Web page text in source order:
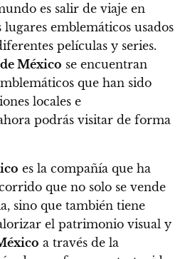
es salir de viaje en
lugares emblemáticos usados
películas y series.
México se encuentran
que han sido
locales e
podrás visitar de forma
es la compañía que ha
que no solo se vende
sino que también tiene
el patrimonio visual y
a través de la